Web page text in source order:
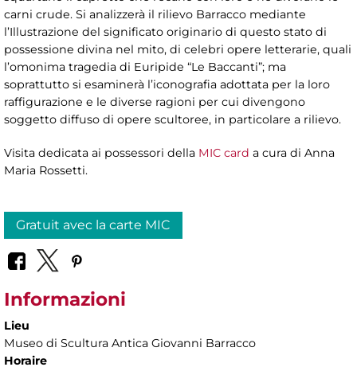
carni crude. Si analizzerà il rilievo Barracco mediante
l’Illustrazione del significato originario di questo stato di
possessione divina nel mito, di celebri opere letterarie, quali
l’omonima tragedia di Euripide “Le Baccanti”; ma
soprattutto si esaminerà l’iconografia adottata per la loro
raffigurazione e le diverse ragioni per cui divengono
soggetto diffuso di opere scultoree, in particolare a rilievo.
Visita dedicata ai possessori della MIC card a cura di Anna
Maria Rossetti.
Gratuit avec la carte MIC
Informazioni
Lieu
Museo di Scultura Antica Giovanni Barracco
Horaire